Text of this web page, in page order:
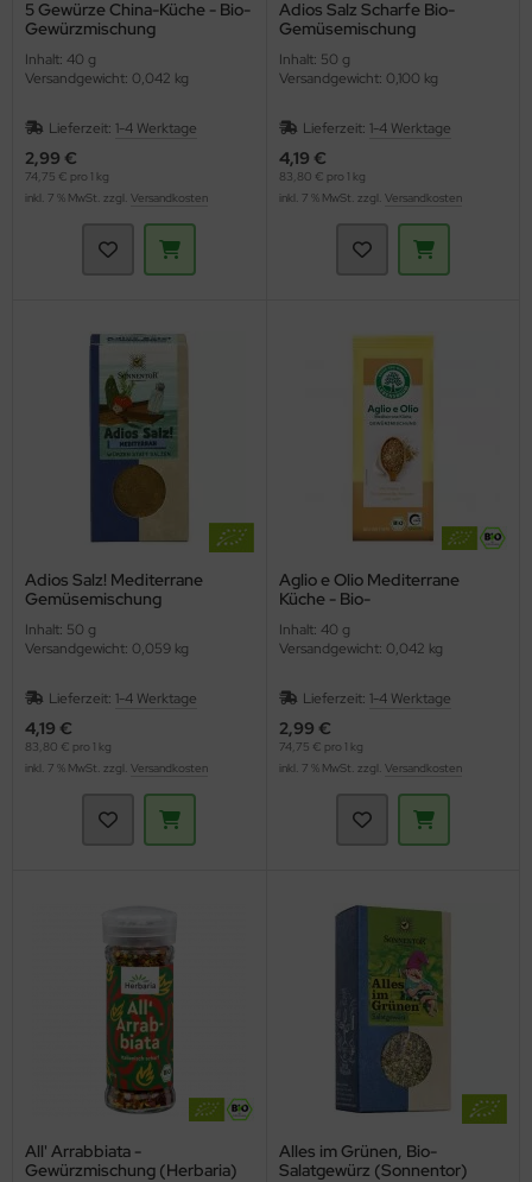
5 Gewürze China-Küche - Bio-
Gewürzmischung
Inhalt: 40 g
Versandgewicht: 0,042 kg
Lieferzeit: 1-4 Werktage
2,99 €
74,75 € pro 1 kg
inkl. 7 % MwSt. zzgl. Versandkosten
Adios Salz Scharfe Bio-
Gemüsemischung
Inhalt: 50 g
Versandgewicht: 0,100 kg
Lieferzeit: 1-4 Werktage
4,19 €
83,80 € pro 1 kg
inkl. 7 % MwSt. zzgl. Versandkosten
Adios Salz! Mediterrane
Gemüsemischung
Inhalt: 50 g
Versandgewicht: 0,059 kg
Lieferzeit: 1-4 Werktage
4,19 €
83,80 € pro 1 kg
inkl. 7 % MwSt. zzgl. Versandkosten
Aglio e Olio Mediterrane
Küche - Bio-
(Lebensbaum)
Inhalt: 40 g
Versandgewicht: 0,042 kg
Lieferzeit: 1-4 Werktage
2,99 €
74,75 € pro 1 kg
inkl. 7 % MwSt. zzgl. Versandkosten
All' Arrabbiata -
Gewürzmischung (Herbaria)
Alles im Grünen, Bio-
Salatgewürz (Sonnentor)